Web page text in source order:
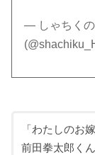
— しゃちくの
「わたしのお
前田拳太郎くん